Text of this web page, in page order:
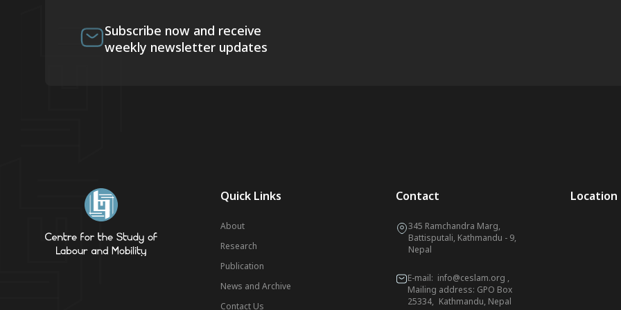
Subscribe now and receive
weekly newsletter updates
Quick Links
About
Research
Publication
News and Archive
Contact Us
Contact
345 Ramchandra Marg,
Battisputali, Kathmandu - 9,
Nepal
E-mail: info@ceslam.org ,
Mailing address: GPO Box
25334, Kathmandu, Nepal
Location